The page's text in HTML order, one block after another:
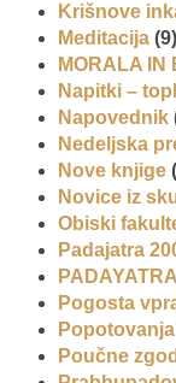
Krišnove
Meditacija (9)
MORALA IN
Napitki –
Napovednik
Nedeljska
Nove knjige
Novice iz
Obiski
Padajatra
PADAYATRA
Pogosta
Popotovanja
Poučne